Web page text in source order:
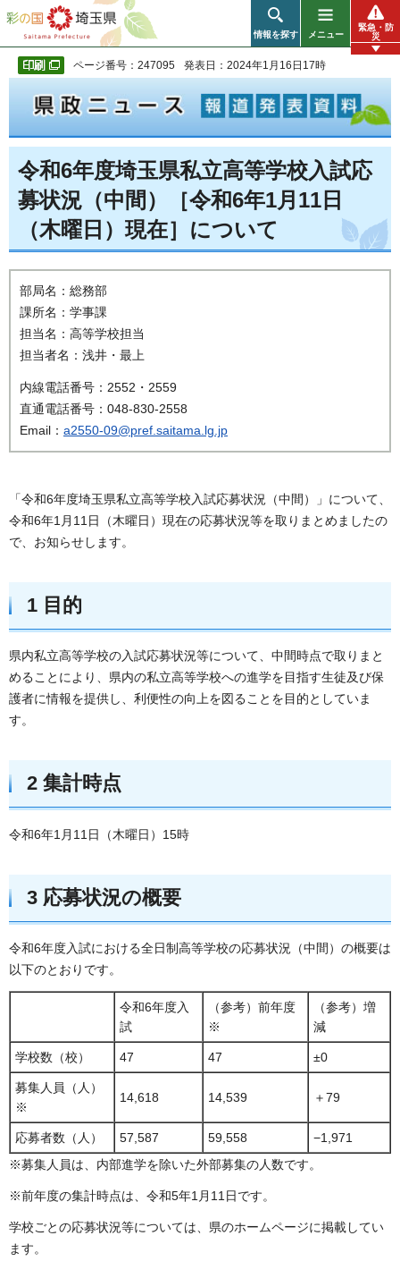
彩の国 埼玉県
情報を探す メニュー
緊急・防
災
ページ番号：247095 発表日：2024年1月16日17時
令和6年度埼玉県私立高等学校入試応
募状況（中間）［令和6年1月11日
（木曜日）現在］について
部局名：総務部
課所名：学事課
担当名：高等学校担当
担当者名：浅井・最上
内線電話番号：2552・2559
直通電話番号：048-830-2558
Email： a2550-09@pref.saitama.lg.jp
「令和6年度埼玉県私立高等学校入試応募状況（中間）」について、
令和6年1月11日（木曜日）現在の応募状況等を取りまとめましたの
で、お知らせします。
1 目的
県内私立高等学校の入試応募状況等について、中間時点で取りまと
めることにより、県内の私立高等学校への進学を目指す生徒及び保
護者に情報を提供し、利便性の向上を図ることを目的としていま
す。
2 集計時点
令和6年1月11日（木曜日）15時
3 応募状況の概要
令和6年度入試における全日制高等学校の応募状況（中間）の概要は
以下のとおりです。
令和6年度入
試
（参考）前年度
※
（参考）増
減
学校数（校） 47 47 ±0
募集人員（人）
※
14,618 14,539 ＋79
応募者数（人） 57,587 59,558
−1,971
※募集人員は、内部進学を除いた外部募集の人数です。
※前年度の集計時点は、令和5年1月11日です。
学校ごとの応募状況等については、県のホームページに掲載してい
ます。